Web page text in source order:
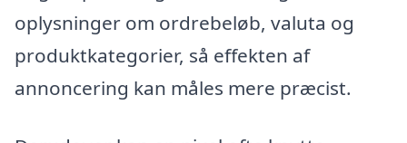
oplysninger om ordrebeløb, valuta og
produktkategorier, så effekten af
annoncering kan måles mere præcist.